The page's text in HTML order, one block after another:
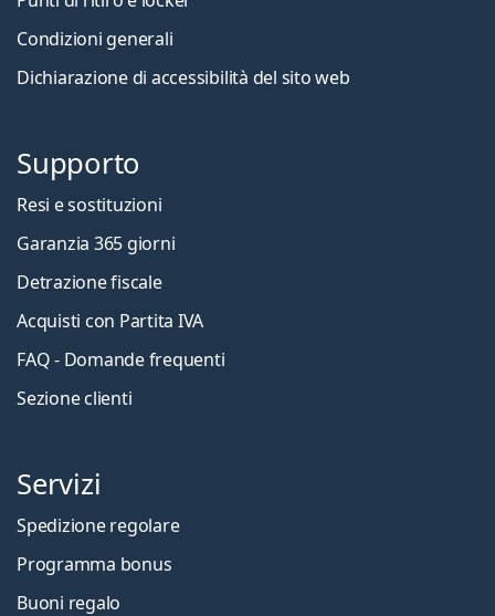
Condizioni generali
Dichiarazione di accessibilità del sito web
Supporto
Resi e sostituzioni
Garanzia 365 giorni
Detrazione fiscale
Acquisti con Partita IVA
FAQ - Domande frequenti
Sezione clienti
Servizi
Spedizione regolare
Programma bonus
Buoni regalo